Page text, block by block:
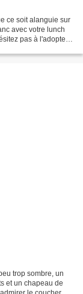
ce soit alanguie sur
avec votre lunch
pas à l'adopter
trop sombre, un
et un chapeau de